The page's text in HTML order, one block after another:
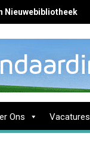
Nieuwebibliotheek
Ons Vacatures